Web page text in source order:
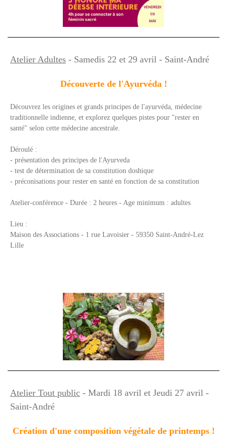
Atelier Adultes - Samedis 22 et 29 avril - Saint-André
Découverte de l'Ayurvéda !
Découvrez les origines et grands principes de l'ayurvéda, médecine
traditionnelle indienne, et explorez quelques pistes pour "rester en
santé" selon cette médecine ancestrale.
Déroulé :
- présentation des principes de l'Ayurveda
- test de détermination de sa constitution doshique
- préconisations pour rester en santé en fonction de sa constitution
Atelier-conférence - Durée : 2 heures - Age minimum : adultes
Lieu :
Maison des Associations - 1 rue Lavoisier - 59350 Saint-André-Lez
Lille
Atelier Tout public - Mardi 18 avril et Jeudi 27 avril -
Saint-André
Création d'une composition végétale de printemps !